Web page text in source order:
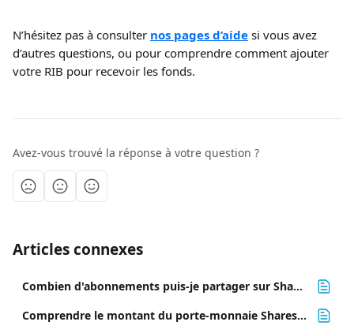
N’hésitez pas à consulter nos pages d’aide si vous avez
d’autres questions, ou pour comprendre comment ajouter
votre RIB pour recevoir les fonds.
Avez-vous trouvé la réponse à votre question ?
Articles connexes
Combien d'abonnements puis-je partager sur Sharesub ? 🧮
Comprendre le montant du porte-monnaie Sharesub 👛